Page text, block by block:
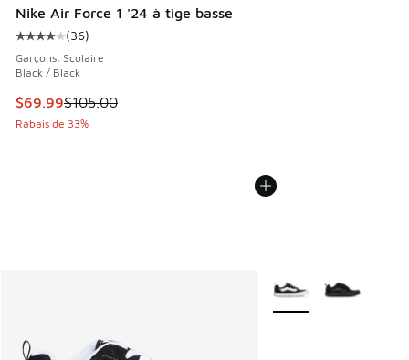
Nike Air Force 1 '24 à tige basse
Cote moyenne du client - [4 sur 5 étoiles], 36
(36)
Garçons, Scolaire
Black / Black
Cet article est en solde. Le prix est passé de $105.00 à
$69.99$105.00
Rabais de 33%
Plus de couleurs